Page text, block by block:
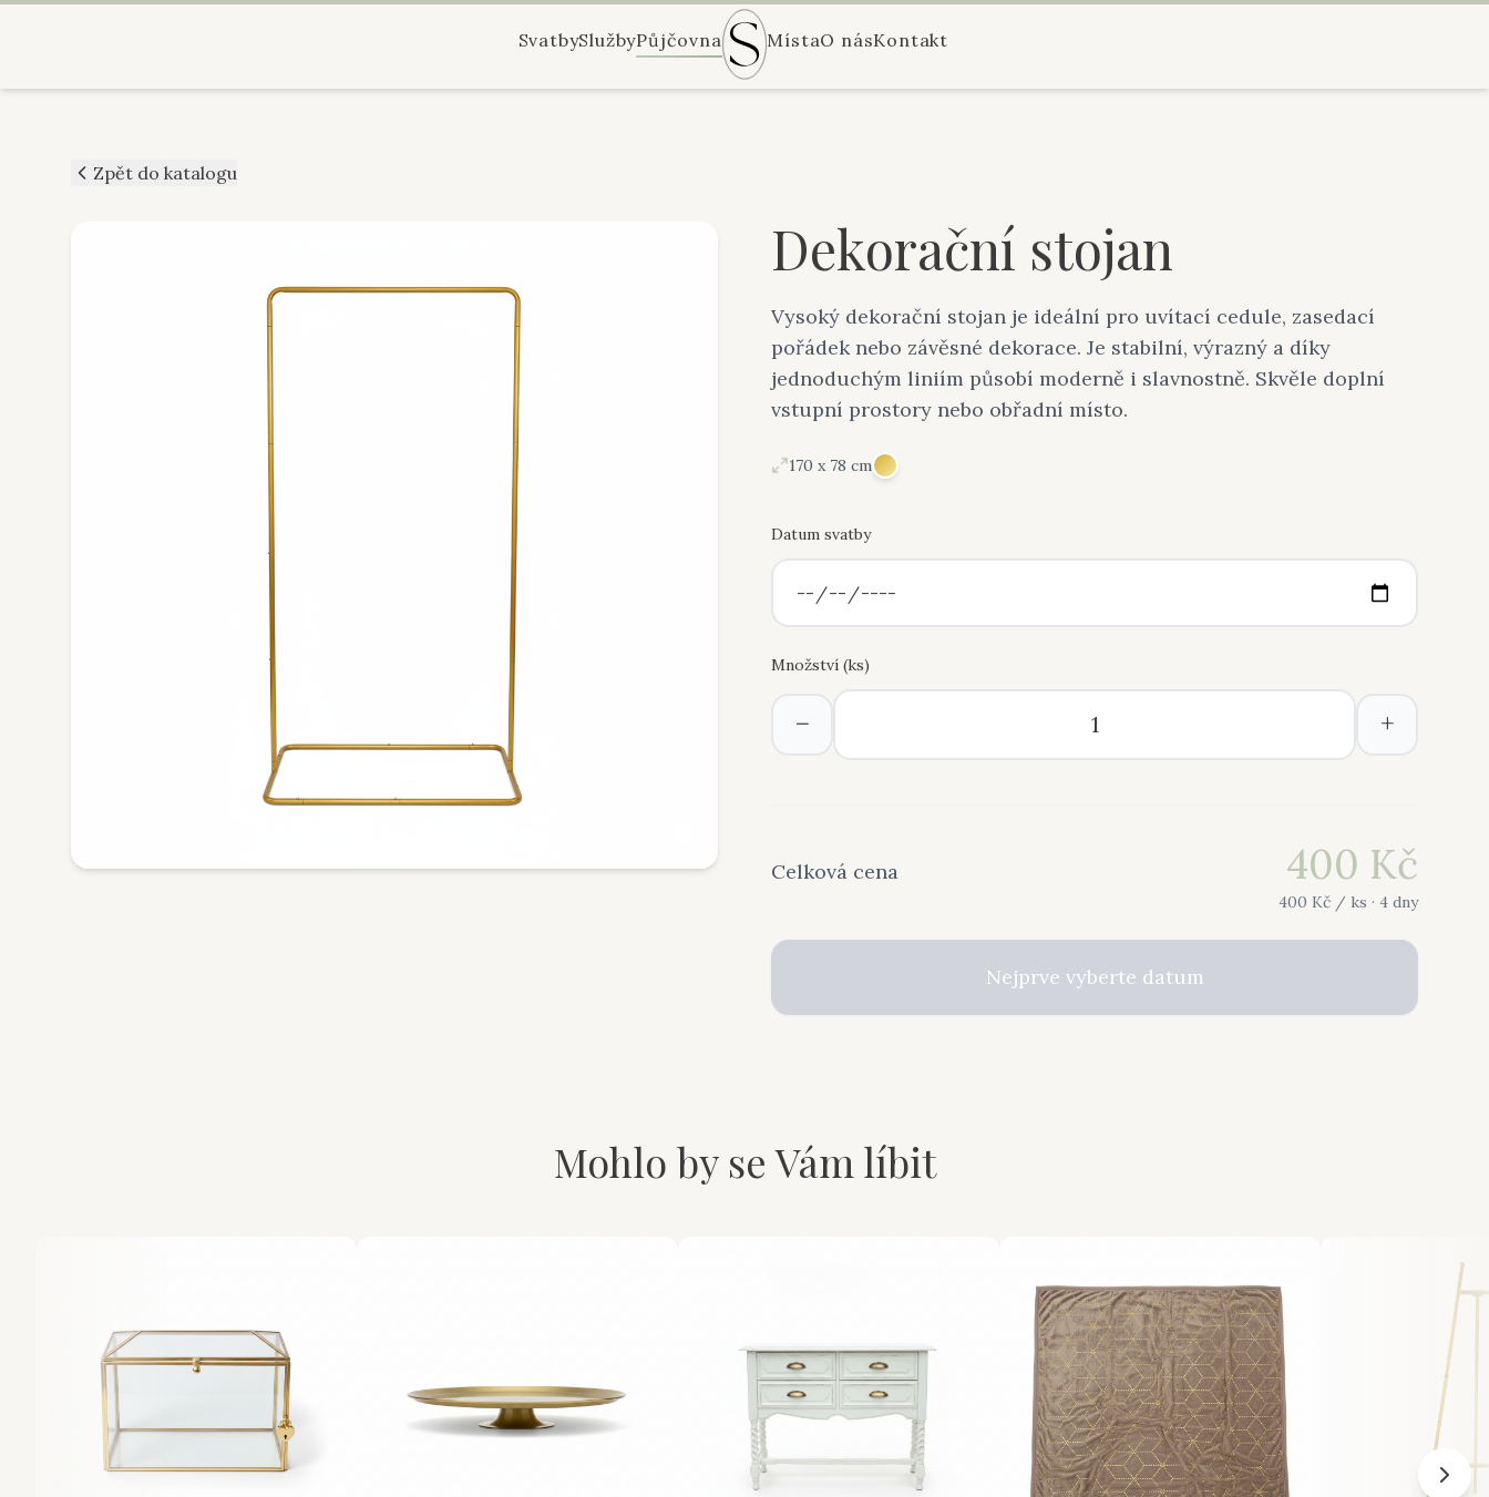
SvatbySlužbyPůjčovna MístaO násKontakt
Zpět do katalogu
Dekorační stojan
Vysoký dekorační stojan je ideální pro uvítací cedule, zasedací
pořádek nebo závěsné dekorace. Je stabilní, výrazný a díky
jednoduchým liniím působí moderně i slavnostně. Skvěle doplní
vstupní prostory nebo obřadní místo.
170 x 78 cm
Datum svatby
Množství (ks)
− +
Celková cena 400 Kč
400 Kč / ks · 4 dny
Nejprve vyberte datum
Mohlo by se Vám líbit